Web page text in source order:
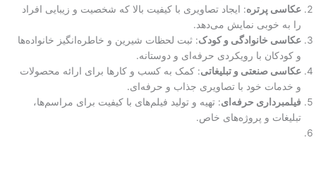
عکاسی پرتره: ایجاد تصاویری با کیفیت بالا که شخصیت و زیبایی افراد
را به خوبی نمایش می‌دهد.
عکاسی خانوادگی و کودک: ثبت لحظات شیرین و خاطره‌انگیز خانواده‌ها
و کودکان با رویکردی حرفه‌ای و دوستانه.
عکاسی صنعتی و تبلیغاتی: کمک به کسب و کارها برای ارائه محصولات
و خدمات خود با تصاویری جذاب و حرفه‌ای.
فیلمبرداری حرفه‌ای: تهیه و تولید فیلم‌های با کیفیت برای مراسم‌ها،
تبلیغات و پروژه‌های خاص.